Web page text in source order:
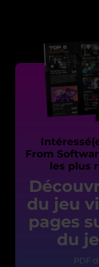
From
les plus
du jeu
pages
du
PDF